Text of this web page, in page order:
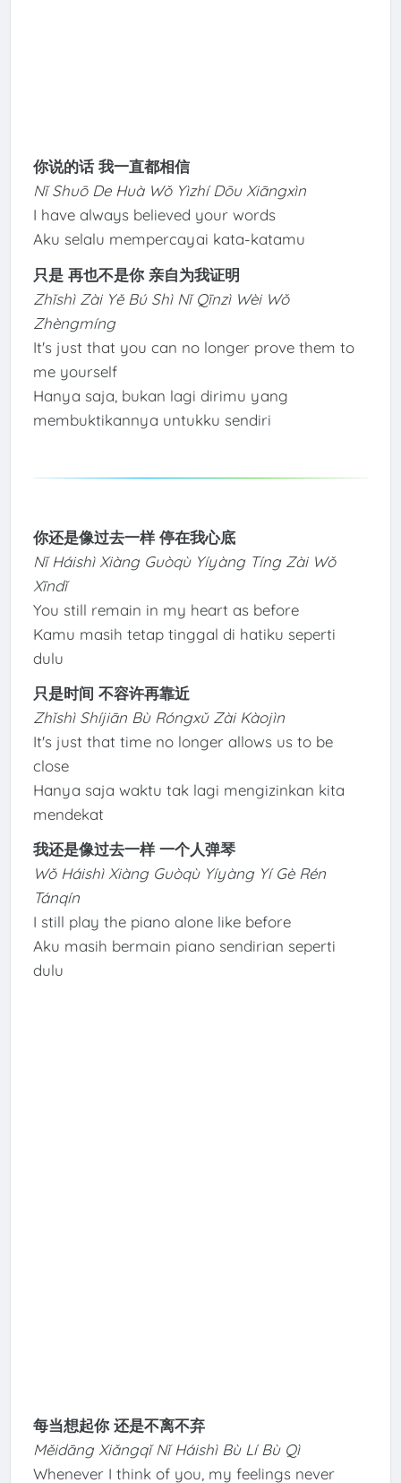
你说的话 我一直都相信
Nǐ Shuō De Huà Wǒ Yìzhí Dōu Xiāngxìn
I have always believed your words
Aku selalu mempercayai kata-katamu
只是 再也不是你 亲自为我证明
Zhǐshì Zài Yě Bú Shì Nǐ Qīnzì Wèi Wǒ
Zhèngmíng
It's just that you can no longer prove them to
me yourself
Hanya saja, bukan lagi dirimu yang
membuktikannya untukku sendiri
你还是像过去一样 停在我心底
Nǐ Háishì Xiàng Guòqù Yíyàng Tíng Zài Wǒ
Xīndǐ
You still remain in my heart as before
Kamu masih tetap tinggal di hatiku seperti
dulu
只是时间 不容许再靠近
Zhǐshì Shíjiān Bù Róngxǔ Zài Kàojìn
It's just that time no longer allows us to be
close
Hanya saja waktu tak lagi mengizinkan kita
mendekat
我还是像过去一样 一个人弹琴
Wǒ Háishì Xiàng Guòqù Yíyàng Yí Gè Rén
Tánqín
I still play the piano alone like before
Aku masih bermain piano sendirian seperti
dulu
每当想起你 还是不离不弃
Měidāng Xiǎngqǐ Nǐ Háishì Bù Lí Bù Qì
Whenever I think of you, my feelings never